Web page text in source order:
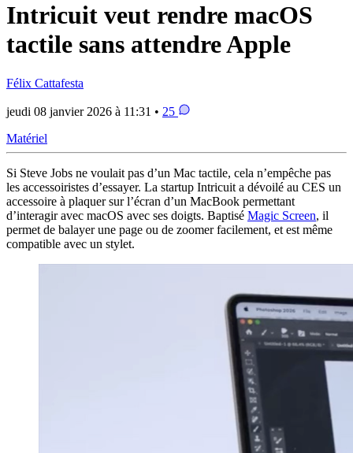
Intricuit veut rendre macOS
tactile sans attendre Apple
Félix Cattafesta
jeudi 08 janvier 2026 à 11:31 • 25
Matériel
Si Steve Jobs ne voulait pas d’un Mac tactile, cela n’empêche pas
les accessoiristes d’essayer. La startup Intricuit a dévoilé au CES un
accessoire à plaquer sur l’écran d’un MacBook permettant
d’interagir avec macOS avec ses doigts. Baptisé Magic Screen, il
permet de balayer une page ou de zoomer facilement, et est même
compatible avec un stylet.